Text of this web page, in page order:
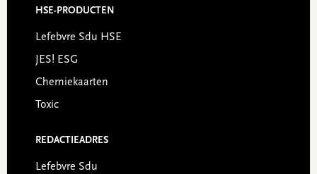
HSE-PRODUCTEN
Lefebvre Sdu HSE
JES! ESG
Chemiekaarten
Toxic
REDACTIEADRES
Lefebvre Sdu